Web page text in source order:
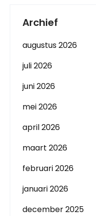
Archief
augustus 2026
juli 2026
juni 2026
mei 2026
april 2026
maart 2026
februari 2026
januari 2026
december 2025